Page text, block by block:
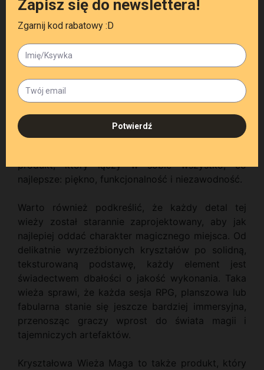
funkcjonalność, jak i estetykę. Doskonale sprawdzi
się jako prezent dla każdego fana gier fabularnych
wprowadzać do swoich sesji elementy wyjątkowe
i niepowtarzalne.
Wieża została wykonana z wytrzymałego
uszkodzenia. Dzięki temu będzie mogła służyć
przez wiele lat, stając się nieodzownym
produkt, który łączy w sobie wszystko, co
najlepsze: piękno, funkcjonalność i niezawodność.
Warto również podkreślić, że każdy detal tej
wieży został starannie zaprojektowany, aby jak
najlepiej oddać charakter magicznego miejsca. Od
delikatnie wyrzeźbionych kryształów po solidną,
teksturowaną podstawę, każdy element jest
świadectwem dbałości o jakość wykonania. Taka
wieża sprawi, że każda sesja RPG, planszowa lub
fabularna stanie się jeszcze bardziej immersyjna,
przenosząc graczy wprost do świata magii i
tajemniczych artefaktów.
Kryształowa Wieża Maga to także produkt, który